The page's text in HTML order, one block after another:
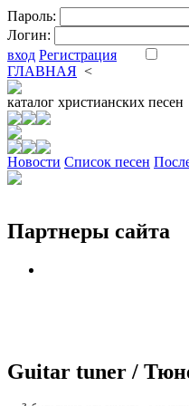
Пароль:
Логин:
вход Регистрация
ГЛАВНАЯ <
каталог христианских песен
Новости Cписок песен
Партнеры сайта
Guitar tuner /